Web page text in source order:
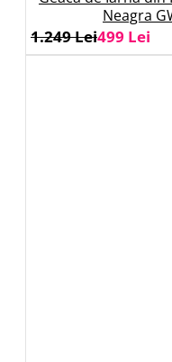
Neagra
499 Lei
1.249 Lei